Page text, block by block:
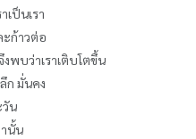
ป็นเรา
ก้าวต่อ
พบว่าเราเติบโตขึ้น
ก มั่นคง
วัน
นั้น